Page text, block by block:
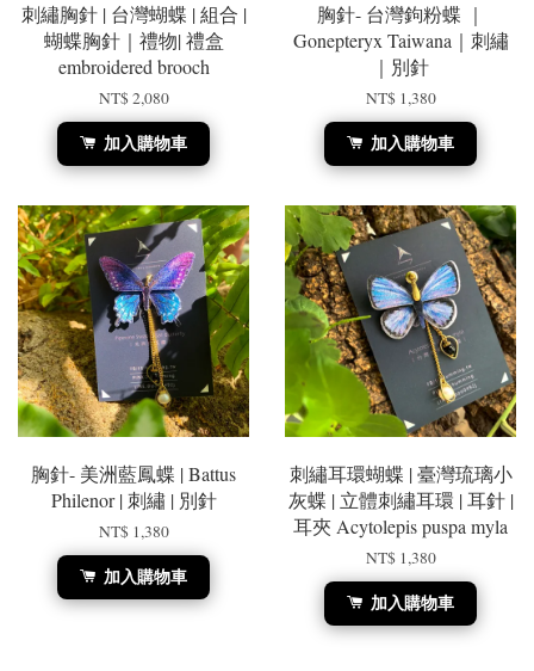
刺繡胸針 | 台灣蝴蝶 | 組合 |
蝴蝶胸針｜禮物| 禮盒
embroidered brooch
NT$ 2,080
加入購物車
胸針- 台灣鉤粉蝶 ｜
Gonepteryx Taiwana｜刺繡
｜別針
NT$ 1,380
加入購物車
胸針- 美洲藍鳳蝶 | Battus
Philenor | 刺繡 | 別針
NT$ 1,380
加入購物車
刺繡耳環蝴蝶 | 臺灣琉璃小
灰蝶 | 立體刺繡耳環 | 耳針 |
耳夾 Acytolepis puspa myla
NT$ 1,380
加入購物車